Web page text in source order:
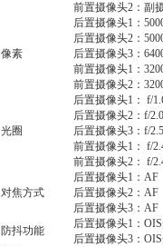
前置摄像头2：副
像素
后置摄像头1：
后置摄像头2：
后置摄像头3：
前置摄像头1：
前置摄像头2：
光圈
后置摄像头1： f/
后置摄像头2：f/2.0
后置摄像头3：f/
前置摄像头1： f/
前置摄像头2： f/
对焦方式
后置摄像头1：AF
后置摄像头2：AF
后置摄像头3：AF
防抖功能
后置摄像头1：
后置摄像头3：